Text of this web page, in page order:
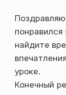
найдите
уроке.
Конечный